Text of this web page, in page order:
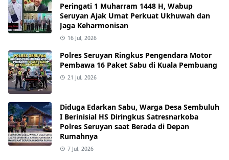
Peringati 1 Muharram 1448 H, Wabup
Seruyan Ajak Umat Perkuat Ukhuwah dan
Jaga Keharmonisan
16 Jul, 2026
Polres Seruyan Ringkus Pengendara Motor
Pembawa 16 Paket Sabu di Kuala Pembuang
21 Jul, 2026
Diduga Edarkan Sabu, Warga Desa Sembuluh
I Berinisial HS Diringkus Satresnarkoba
Polres Seruyan saat Berada di Depan
Rumahnya
7 Jul, 2026